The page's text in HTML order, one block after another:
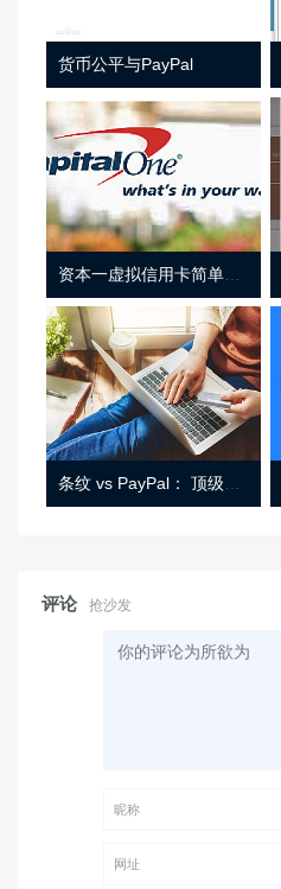
货币公平与PayPal
资本一虚拟信用卡简单介绍
条纹 vs PayPal： 顶级功能， 定价 （和更多！
评论 抢沙发